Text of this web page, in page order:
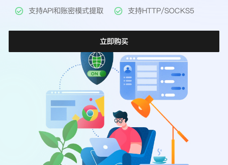
支持API和账密模式提取
支持HTTP/SOCKS5
立即购买